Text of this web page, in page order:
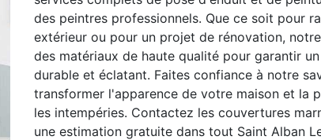
des peintres professionnels. Que ce soit pour
extérieur ou pour un projet de rénovation,
des matériaux de haute qualité pour garantir
durable et éclatant. Faites confiance à notre
transformer l'apparence de votre maison et la
les intempéries. Contactez les couvertures
une estimation gratuite dans tout Saint Alban